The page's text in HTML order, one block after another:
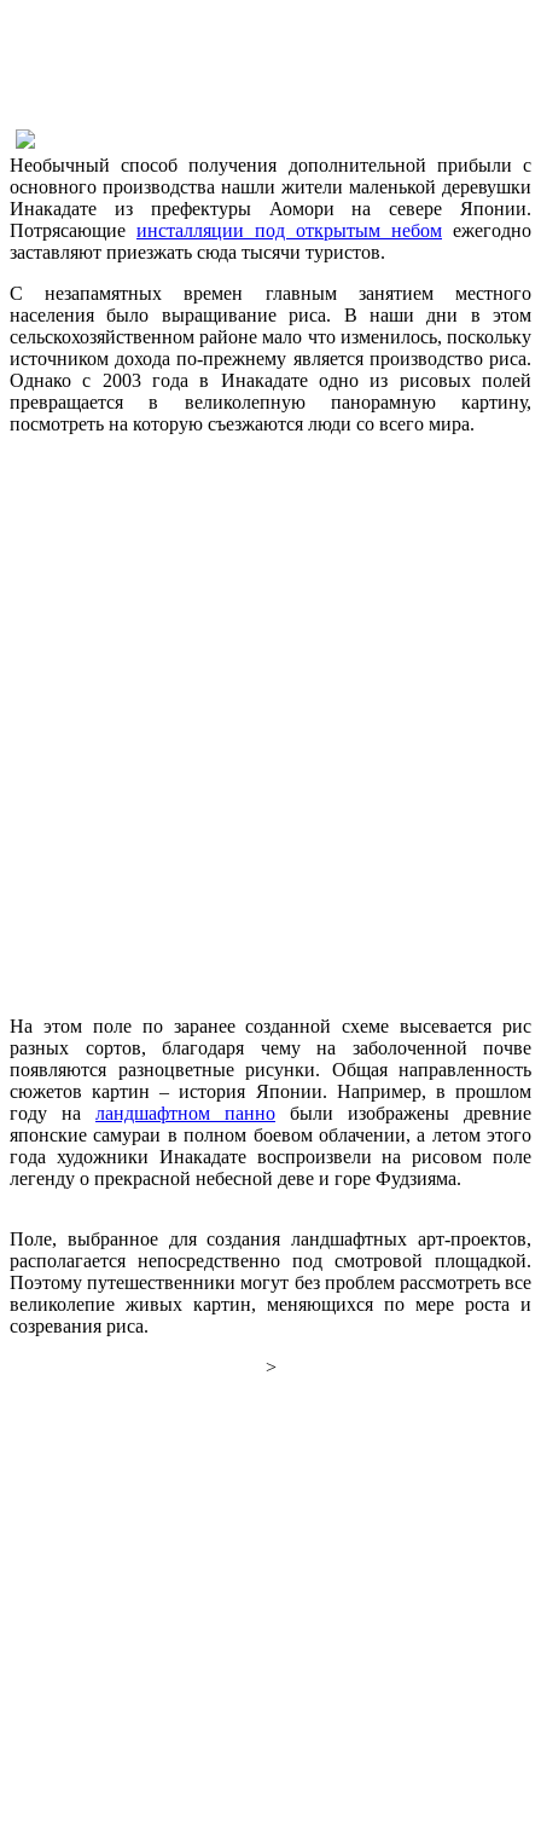
Необычный способ получения дополнительной прибыли с
основного производства нашли жители маленькой деревушки
Инакадате из префектуры Аомори на севере Японии.
Потрясающие инсталляции под открытым небом ежегодно
заставляют приезжать сюда тысячи туристов.
С незапамятных времен главным занятием местного
населения было выращивание риса. В наши дни в этом
сельскохозяйственном районе мало что изменилось, поскольку
источником дохода по-прежнему является производство риса.
Однако с 2003 года в Инакадате одно из рисовых полей
превращается в великолепную панорамную картину,
посмотреть на которую съезжаются люди со всего мира.
На этом поле по заранее созданной схеме высевается рис
разных сортов, благодаря чему на заболоченной почве
появляются разноцветные рисунки. Общая направленность
сюжетов картин – история Японии. Например, в прошлом
году на ландшафтном панно были изображены древние
японские самураи в полном боевом облачении, а летом этого
года художники Инакадате воспроизвели на рисовом поле
легенду о прекрасной небесной деве и горе Фудзияма.
Поле, выбранное для создания ландшафтных арт-проектов,
располагается непосредственно под смотровой площадкой.
Поэтому путешественники могут без проблем рассмотреть все
великолепие живых картин, меняющихся по мере роста и
созревания риса.
>